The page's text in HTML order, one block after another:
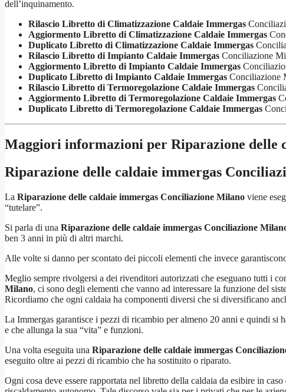
dell’inquinamento.
Rilascio Libretto di Climatizzazione Caldaie Immergas
Aggiormento Libretto di Climatizzazione Caldaie Immergas
Duplicato Libretto di Climatizzazione Caldaie Immergas
Rilascio Libretto di Impianto Caldaie Immergas Conciliazione
Aggiormento Libretto di Impianto Caldaie Immergas
Duplicato Libretto di Impianto Caldaie Immergas Conciliazione
Rilascio Libretto di Termoregolazione Caldaie Immergas
Aggiormento Libretto di Termoregolazione Caldaie Immergas
Duplicato Libretto di Termoregolazione Caldaie Immergas
Maggiori informazioni per Riparazione delle
Riparazione delle caldaie immergas
La Riparazione delle caldaie immergas Conciliazione Milano viene
“tutelare”.
Si parla di una Riparazione delle caldaie immergas Conciliazione
ben 3 anni in più di altri marchi.
Alle volte si danno per scontato dei piccoli elementi che invece
Meglio sempre rivolgersi a dei rivenditori autorizzati che eseguano tutti i
Milano, ci sono degli elementi che vanno ad interessare la funzione del
Ricordiamo che ogni caldaia ha componenti diversi che si diversificano
La Immergas garantisce i pezzi di ricambio per almeno 20 anni e quindi si
e che allunga la sua “vita” e funzioni.
Una volta eseguita una Riparazione delle caldaie immergas
eseguito oltre ai pezzi di ricambio che ha sostituito o riparato.
Ogni cosa deve essere rapportata nel libretto della caldaia da esibire in